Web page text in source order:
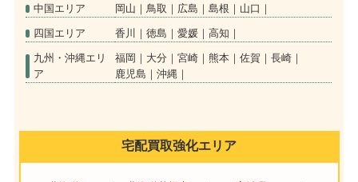
中国エリア 岡山 鳥取 広島 島根 山口
四国エリア 香川 徳島 愛媛 高知
九州・沖縄エリ
ア
福岡 大分 宮崎 熊本 佐賀
長崎
鹿児島
沖縄
宅配買取強化エリア